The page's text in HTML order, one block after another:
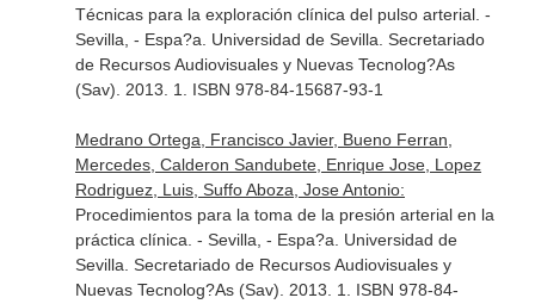
Técnicas para la exploración clínica del pulso arterial. -
Sevilla, - Espa?a. Universidad de Sevilla. Secretariado
de Recursos Audiovisuales y Nuevas Tecnolog?As
(Sav). 2013. 1. ISBN 978-84-15687-93-1
Medrano Ortega, Francisco Javier, Bueno Ferran,
Mercedes, Calderon Sandubete, Enrique Jose, Lopez
Rodriguez, Luis, Suffo Aboza, Jose Antonio:
Procedimientos para la toma de la presión arterial en la
práctica clínica. - Sevilla, - Espa?a. Universidad de
Sevilla. Secretariado de Recursos Audiovisuales y
Nuevas Tecnolog?As (Sav). 2013. 1. ISBN 978-84-